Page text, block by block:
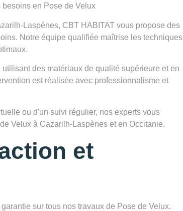
en Pose de Velux
Laspènes, CBT HABITAT vous propose des
Notre équipe qualifiée maîtrise les techniques
des matériaux de qualité supérieure et en
est réalisée avec professionnalisme et
ou d'un suivi régulier, nos experts vous
Velux à Cazarilh-Laspènes et en Occitanie.
et
sur tous nos travaux de Pose de Velux.